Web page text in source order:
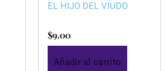
EL HIJO DEL VIUDO
$9.00
Añadir al carrito